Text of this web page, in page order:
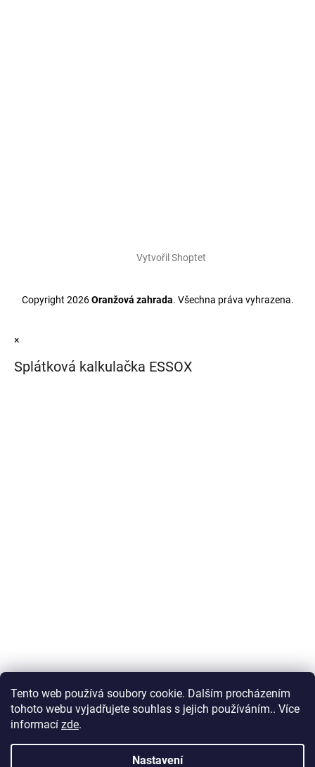
Tento web používá soubory cookie. Dalším procházením
tohoto webu vyjadřujete souhlas s jejich používáním.. Více
informací zde.
Nastavení
Vytvořil Shoptet
Copyright 2026Oranžová zahrada. Všechna práva vyhrazena.
×
Splátková kalkulačka ESSOX